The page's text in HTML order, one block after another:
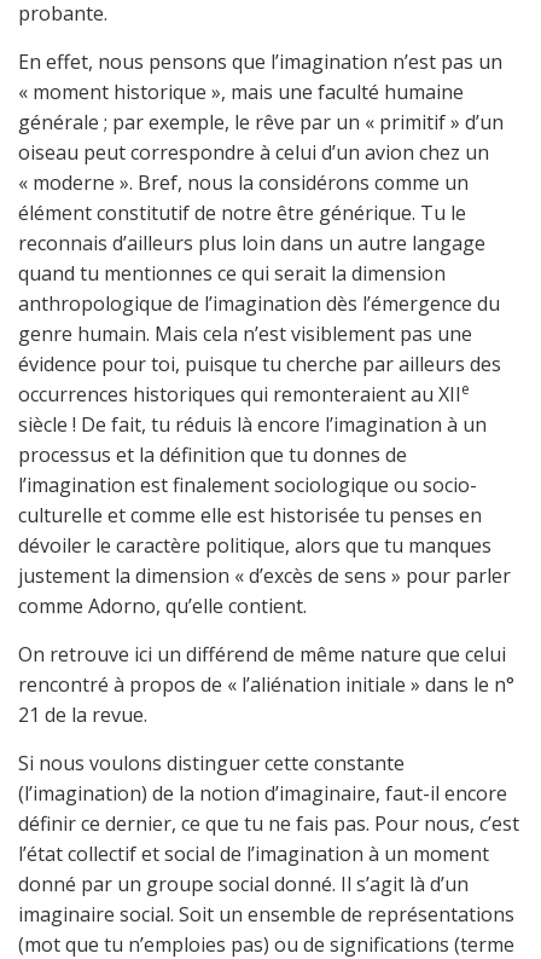
probante.
En effet, nous pensons que l’imagination n’est pas un
« moment historique », mais une faculté humaine
générale ; par exemple, le rêve par un « primitif » d’un
oiseau peut correspondre à celui d’un avion chez un
« moderne ». Bref, nous la considérons comme un
élément constitutif de notre être générique. Tu le
reconnais d’ailleurs plus loin dans un autre langage
quand tu mentionnes ce qui serait la dimension
anthropologique de l’imagination dès l’émergence du
genre humain. Mais cela n’est visiblement pas une
évidence pour toi, puisque tu cherche par ailleurs des
occurrences historiques qui remonteraient au XIIe
siècle ! De fait, tu réduis là encore l’imagination à un
processus et la définition que tu donnes de
l’imagination est finalement sociologique ou socio-
culturelle et comme elle est historisée tu penses en
dévoiler le caractère politique, alors que tu manques
justement la dimension « d’excès de sens » pour parler
comme Adorno, qu’elle contient.
On retrouve ici un différend de même nature que celui
rencontré à propos de « l’aliénation initiale » dans le n°
21 de la revue.
Si nous voulons distinguer cette constante
(l’imagination) de la notion d’imaginaire, faut-il encore
définir ce dernier, ce que tu ne fais pas. Pour nous, c’est
l’état collectif et social de l’imagination à un moment
donné par un groupe social donné. Il s’agit là d’un
imaginaire social. Soit un ensemble de représentations
(mot que tu n’emploies pas) ou de significations (terme